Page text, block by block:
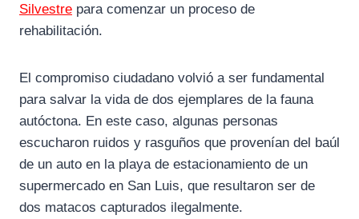
o
Silvestre para comenzar un proceso de
rehabilitación.
El compromiso ciudadano volvió a ser fundamental
para salvar la vida de dos ejemplares de la fauna
autóctona. En este caso, algunas personas
escucharon ruidos y rasguños que provenían del baúl
de un auto en la playa de estacionamiento de un
supermercado en San Luis, que resultaron ser de
dos matacos capturados ilegalmente.